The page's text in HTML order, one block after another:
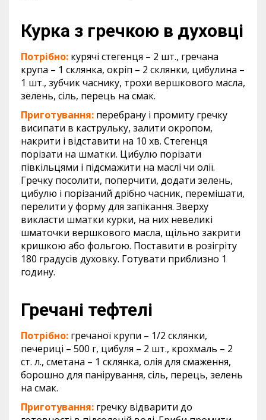
Курка з гречкою в духовці
Потрібно: курячі стегенця – 2 шт., гречана
крупа – 1 склянка, окріп – 2 склянки, цибулина –
1 шт., зубчик часнику, трохи вершкового масла,
зелень, сіль, перець на смак.
Приготування: перебрану і промиту гречку
висипати в каструльку, залити окропом,
накрити і відставити на 10 хв. Стегенця
порізати на шматки. Цибулю порізати
півкільцями і підсмажити на маслі чи олії.
Гречку посолити, поперчити, додати зелень,
цибулю і порізаний дрібно часник, перемішати,
перелити у форму для запікання. Зверху
викласти шматки курки, на них невеликі
шматочки вершкового масла, щільно закрити
кришкою або фольгою. Поставити в розігріту
180 градусів духовку. Готувати приблизно 1
годину.
Гречані тефтелі
Потрібно: гречаної крупи – 1/2 склянки,
печериці – 500 г, цибуля – 2 шт., крохмаль – 2
ст. л., сметана – 1 склянка, олія для смаження,
борошно для панірування, сіль, перець, зелень
на смак.
Приготування: гречку відварити до